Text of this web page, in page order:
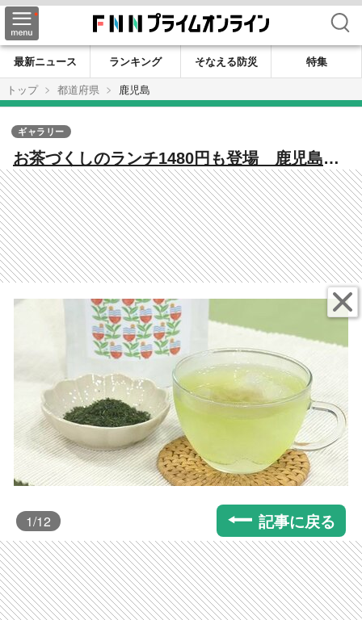
検索
最新ニュース ランキング そなえる防災
特集
トップ
都道府県 鹿児島
お茶づくしのランチ1480円も登場 鹿児島・
池田製茶のカフェが変えるお茶との出会い方
ギャラリー
1/12 記事に戻る